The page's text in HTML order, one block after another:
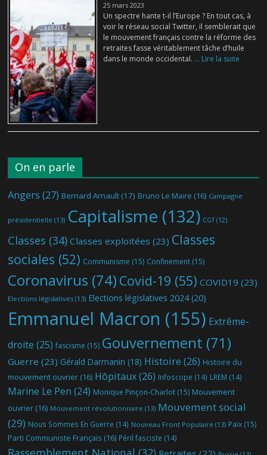
25 mars 2023
Un spectre hante t-il l’Europe ? En tout cas, à
voir le réseau social Twitter, il semblerait que
le mouvement français contre la réforme des
retraites fasse véritablement tâche d’huile
dans le monde occidental. ... Lire la suite
On en parle
Angers (27) Bernard Arnault (17) Bruno Le Maire (16) Campagne
présidentielle (13) Capitalisme (132) CGT(12)
Classes (34) Classes exploitées (23) Classes
sociales (52) Communisme (15) Confinement (15)
Coronavirus (74) Covid-19 (55) COVID19 (23)
Elections législatives (13) Elections législatives 2024(20)
Emmanuel Macron (155) Extrême-
droite (25) fascisme (15) Gouvernement (71)
Guerre (23) Gérald Darmanin (18) Histoire (26) Histoire du
mouvement ouvrier (16) Hôpitaux(26) Infoscope (14) LREM (14)
Marine Le Pen (24) Monique Pinçon-Charlot (15) Mouvement
ouvrier (16) Mouvement révolutionnaire (13) Mouvement social
(29) Nous Sommes En Guerre (14) Nouveau Front Populaire (13) Paix (15)
Parti Communiste Français (16) Péril fasciste (14)